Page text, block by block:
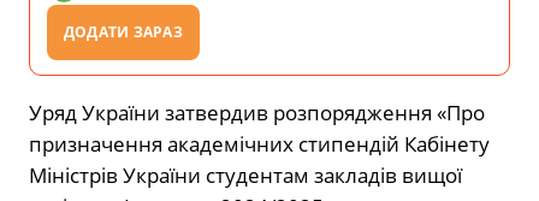
ДОДАТИ ЗАРАЗ
Уряд України затвердив розпорядження «Про
призначення академічних стипендій Кабінету
Міністрів України студентам закладів вищої